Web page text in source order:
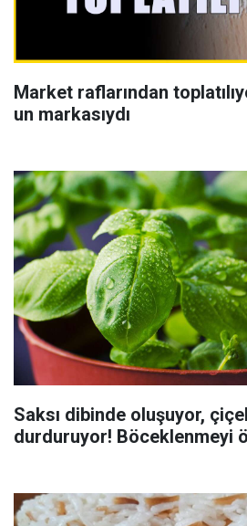
Market raflarından
un markasıydı
Saksı dibinde oluşuyor,
durduruyor! Böceklenmeyi